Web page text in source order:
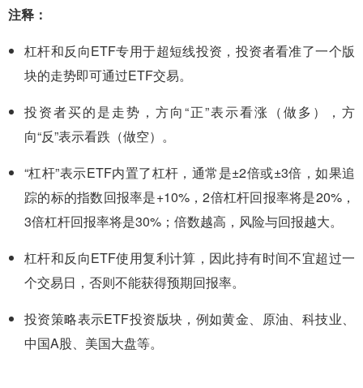
注释：
杠杆和反向ETF专用于超短线投资，投资者看准了一个版
块的走势即可通过ETF交易。
投资者买的是走势，方向“正”表示看涨（做多），方
向“反”表示看跌（做空）。
“杠杆”表示ETF内置了杠杆，通常是±2倍或±3倍，如果追
踪的标的指数回报率是+10%，2倍杠杆回报率将是20%，
3倍杠杆回报率将是30%；倍数越高，风险与回报越大。
杠杆和反向ETF使用复利计算，因此持有时间不宜超过一
个交易日，否则不能获得预期回报率。
投资策略表示ETF投资版块，例如黄金、原油、科技业、
中国A股、美国大盘等。